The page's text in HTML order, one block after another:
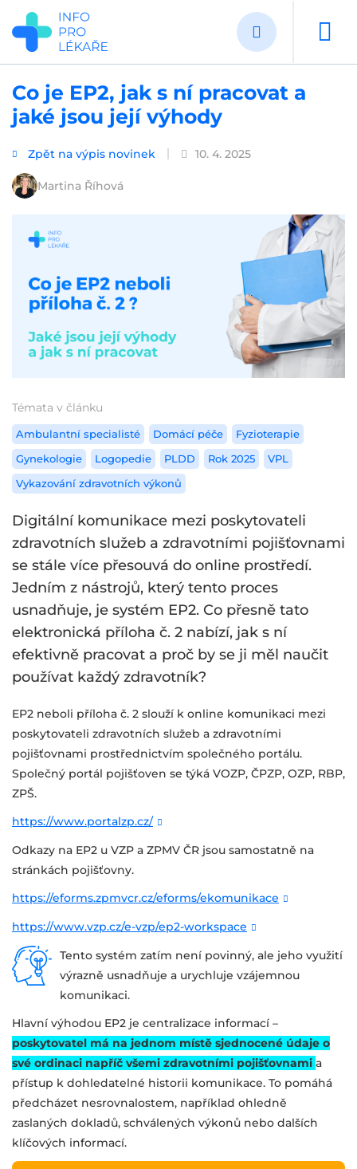
Přejít
hlavnímu
obsahu
Co je EP2, jak s ní pracovat a
jaké jsou její výhody
Zpět na výpis novinek 10. 4. 2025
Martina Říhová
Témata v článku
Ambulantní specialisté Domácí péče
Fyzioterapie
Gynekologie
Logopedie PLDD Rok 2025
VPL
Vykazování zdravotních výkonů
Digitální komunikace mezi poskytovateli
zdravotních služeb a zdravotními pojišťovnami
se stále více přesouvá do online prostředí.
Jedním z nástrojů, který tento proces
usnadňuje, je systém EP2. Co přesně tato
elektronická příloha č. 2 nabízí, jak s ní
efektivně pracovat a proč by se ji měl naučit
používat každý zdravotník?
EP2 neboli příloha č. 2 slouží k online komunikaci mezi
poskytovateli zdravotních služeb a zdravotními
pojišťovnami prostřednictvím společného portálu.
Společný portál pojišťoven se týká VOZP, ČPZP, OZP, RBP,
ZPŠ.
https://www.portalzp.cz/
Odkazy na EP2 u VZP a ZPMV ČR jsou samostatně na
stránkách pojišťovny.
https://eforms.zpmvcr.cz/eforms/ekomunikace
https://www.vzp.cz/e-vzp/ep2-workspace
Tento systém zatím není povinný, ale jeho využití
výrazně usnadňuje a urychluje vzájemnou
komunikaci.
Hlavní výhodou EP2 je centralizace informací –
poskytovatel má na jednom místě sjednocené údaje o
své ordinaci napříč všemi zdravotními pojišťovnami a
přístup k dohledatelné historii komunikace. To pomáhá
předcházet nesrovnalostem, například ohledně
zaslaných dokladů, schválených výkonů nebo dalších
klíčových informací.